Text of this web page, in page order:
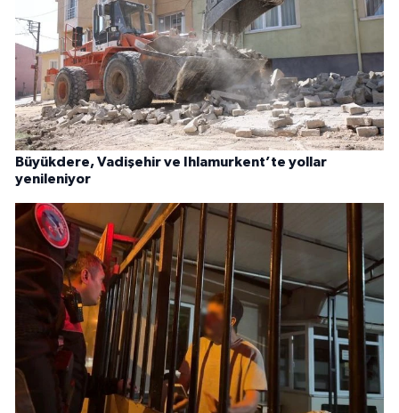
Büyükdere, Vadişehir ve Ihlamurkent’te yollar
yenileniyor